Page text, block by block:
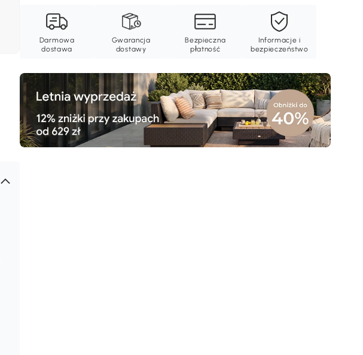
Darmowa
dostawa
Gwarancja
dostawy
Bezpieczna
płatność
Informacje i
bezpieczeństwo